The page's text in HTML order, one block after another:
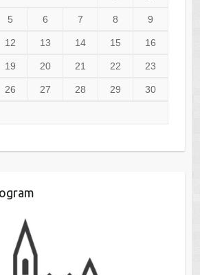
5 6 7 8 9
12 13 14 15 16
19 20 21 22 23
26 27 28 29 30